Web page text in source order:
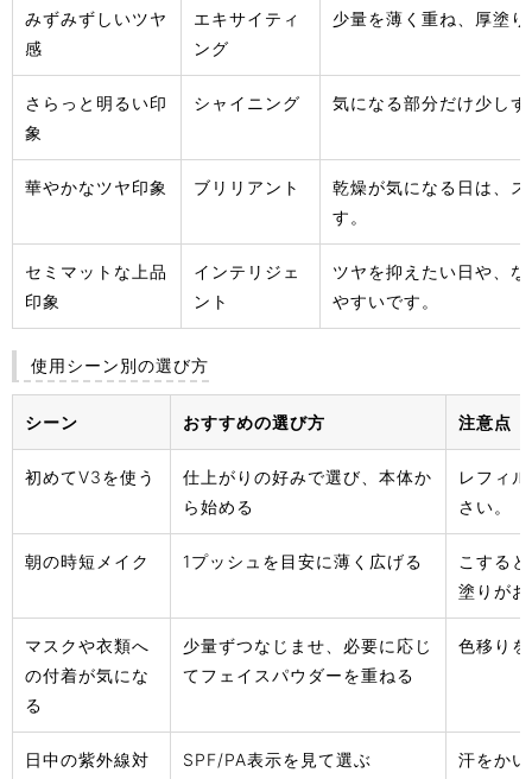
みずみずしいツヤ
感
エキサイティ
ング
少量を薄く重ね、厚塗
さらっと明るい印
象
シャイニング 気になる部分だけ少し
華やかなツヤ印象 ブリリアント
乾燥が気になる日は、
す。
セミマットな上品
印象
インテリジェ
ント
ツヤを抑えたい日や、
やすいです。
使用シーン別の選び方
シーン おすすめの選び方 注意点
初めてV3を使う
仕上がりの好みで選び、本体か
ら始める
レフィ
さい。
朝の時短メイク 1プッシュを目安に薄く広げる
こする
塗りが
マスクや衣類へ
の付着が気にな
る
少量ずつなじませ、必要に応じ
てフェイスパウダーを重ねる
色移り
日中の紫外線対
SPF/PA表示を見て選ぶ
汗をか